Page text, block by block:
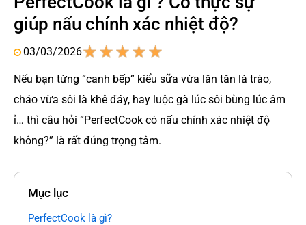
giúp nấu chính xác nhiệt độ?
03/03/2026
5
Nếu bạn từng “canh bếp” kiểu sữa vừa lăn tăn là trào,
cháo vừa sôi là khê đáy, hay luộc gà lúc sôi bùng lúc âm
ỉ… thì câu hỏi “PerfectCook có nấu chính xác nhiệt độ
không?” là rất đúng trọng tâm.
Mục lục
PerfectCook là gì?